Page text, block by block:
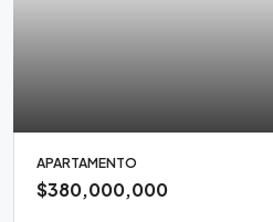
APARTAMENTO
$380,000,000